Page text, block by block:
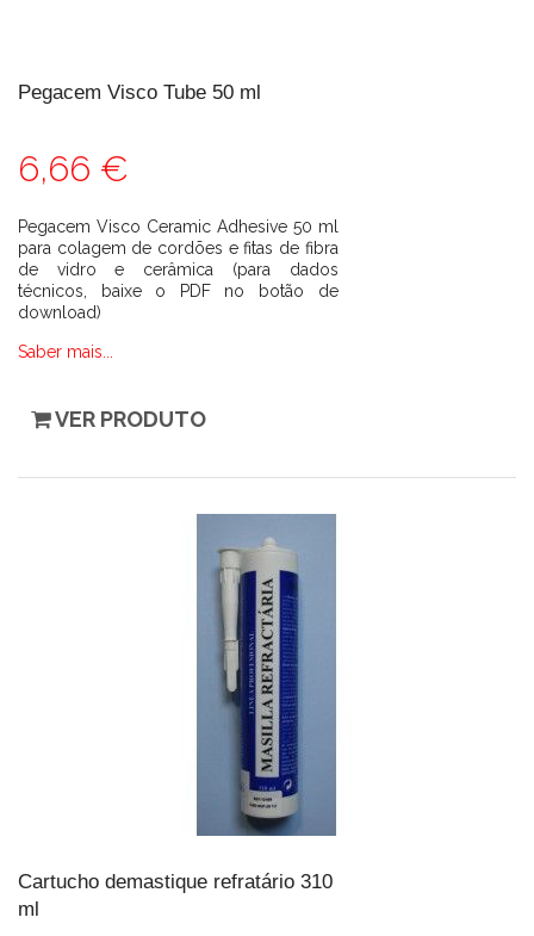
Pegacem Visco Tube 50 ml
6,66 €
Pegacem Visco Ceramic Adhesive 50 ml
para colagem de cordões e fitas de fibra
de vidro e cerâmica (para dados
técnicos, baixe o PDF no botão de
download)
Saber mais...
VER PRODUTO
Cartucho demastique refratário 310
ml